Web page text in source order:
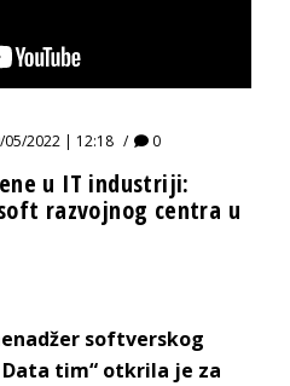
05/2022 | 12:18 0
u IT industriji:
razvojnog centra u
softverskog
tim“ otkrila je za